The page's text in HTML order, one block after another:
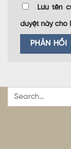
Lưu tên
duyệt này cho